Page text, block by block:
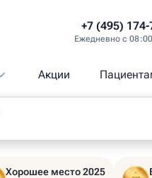
+7 (495)
Ежедневно с
Акции
Хорошее место 2025